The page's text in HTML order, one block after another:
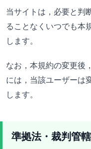
当サイトは，必要と判
ることなくいつでも本
します。
なお，本規約の変更後
には，当該ユーザーは
します。
準拠法・裁判管轄